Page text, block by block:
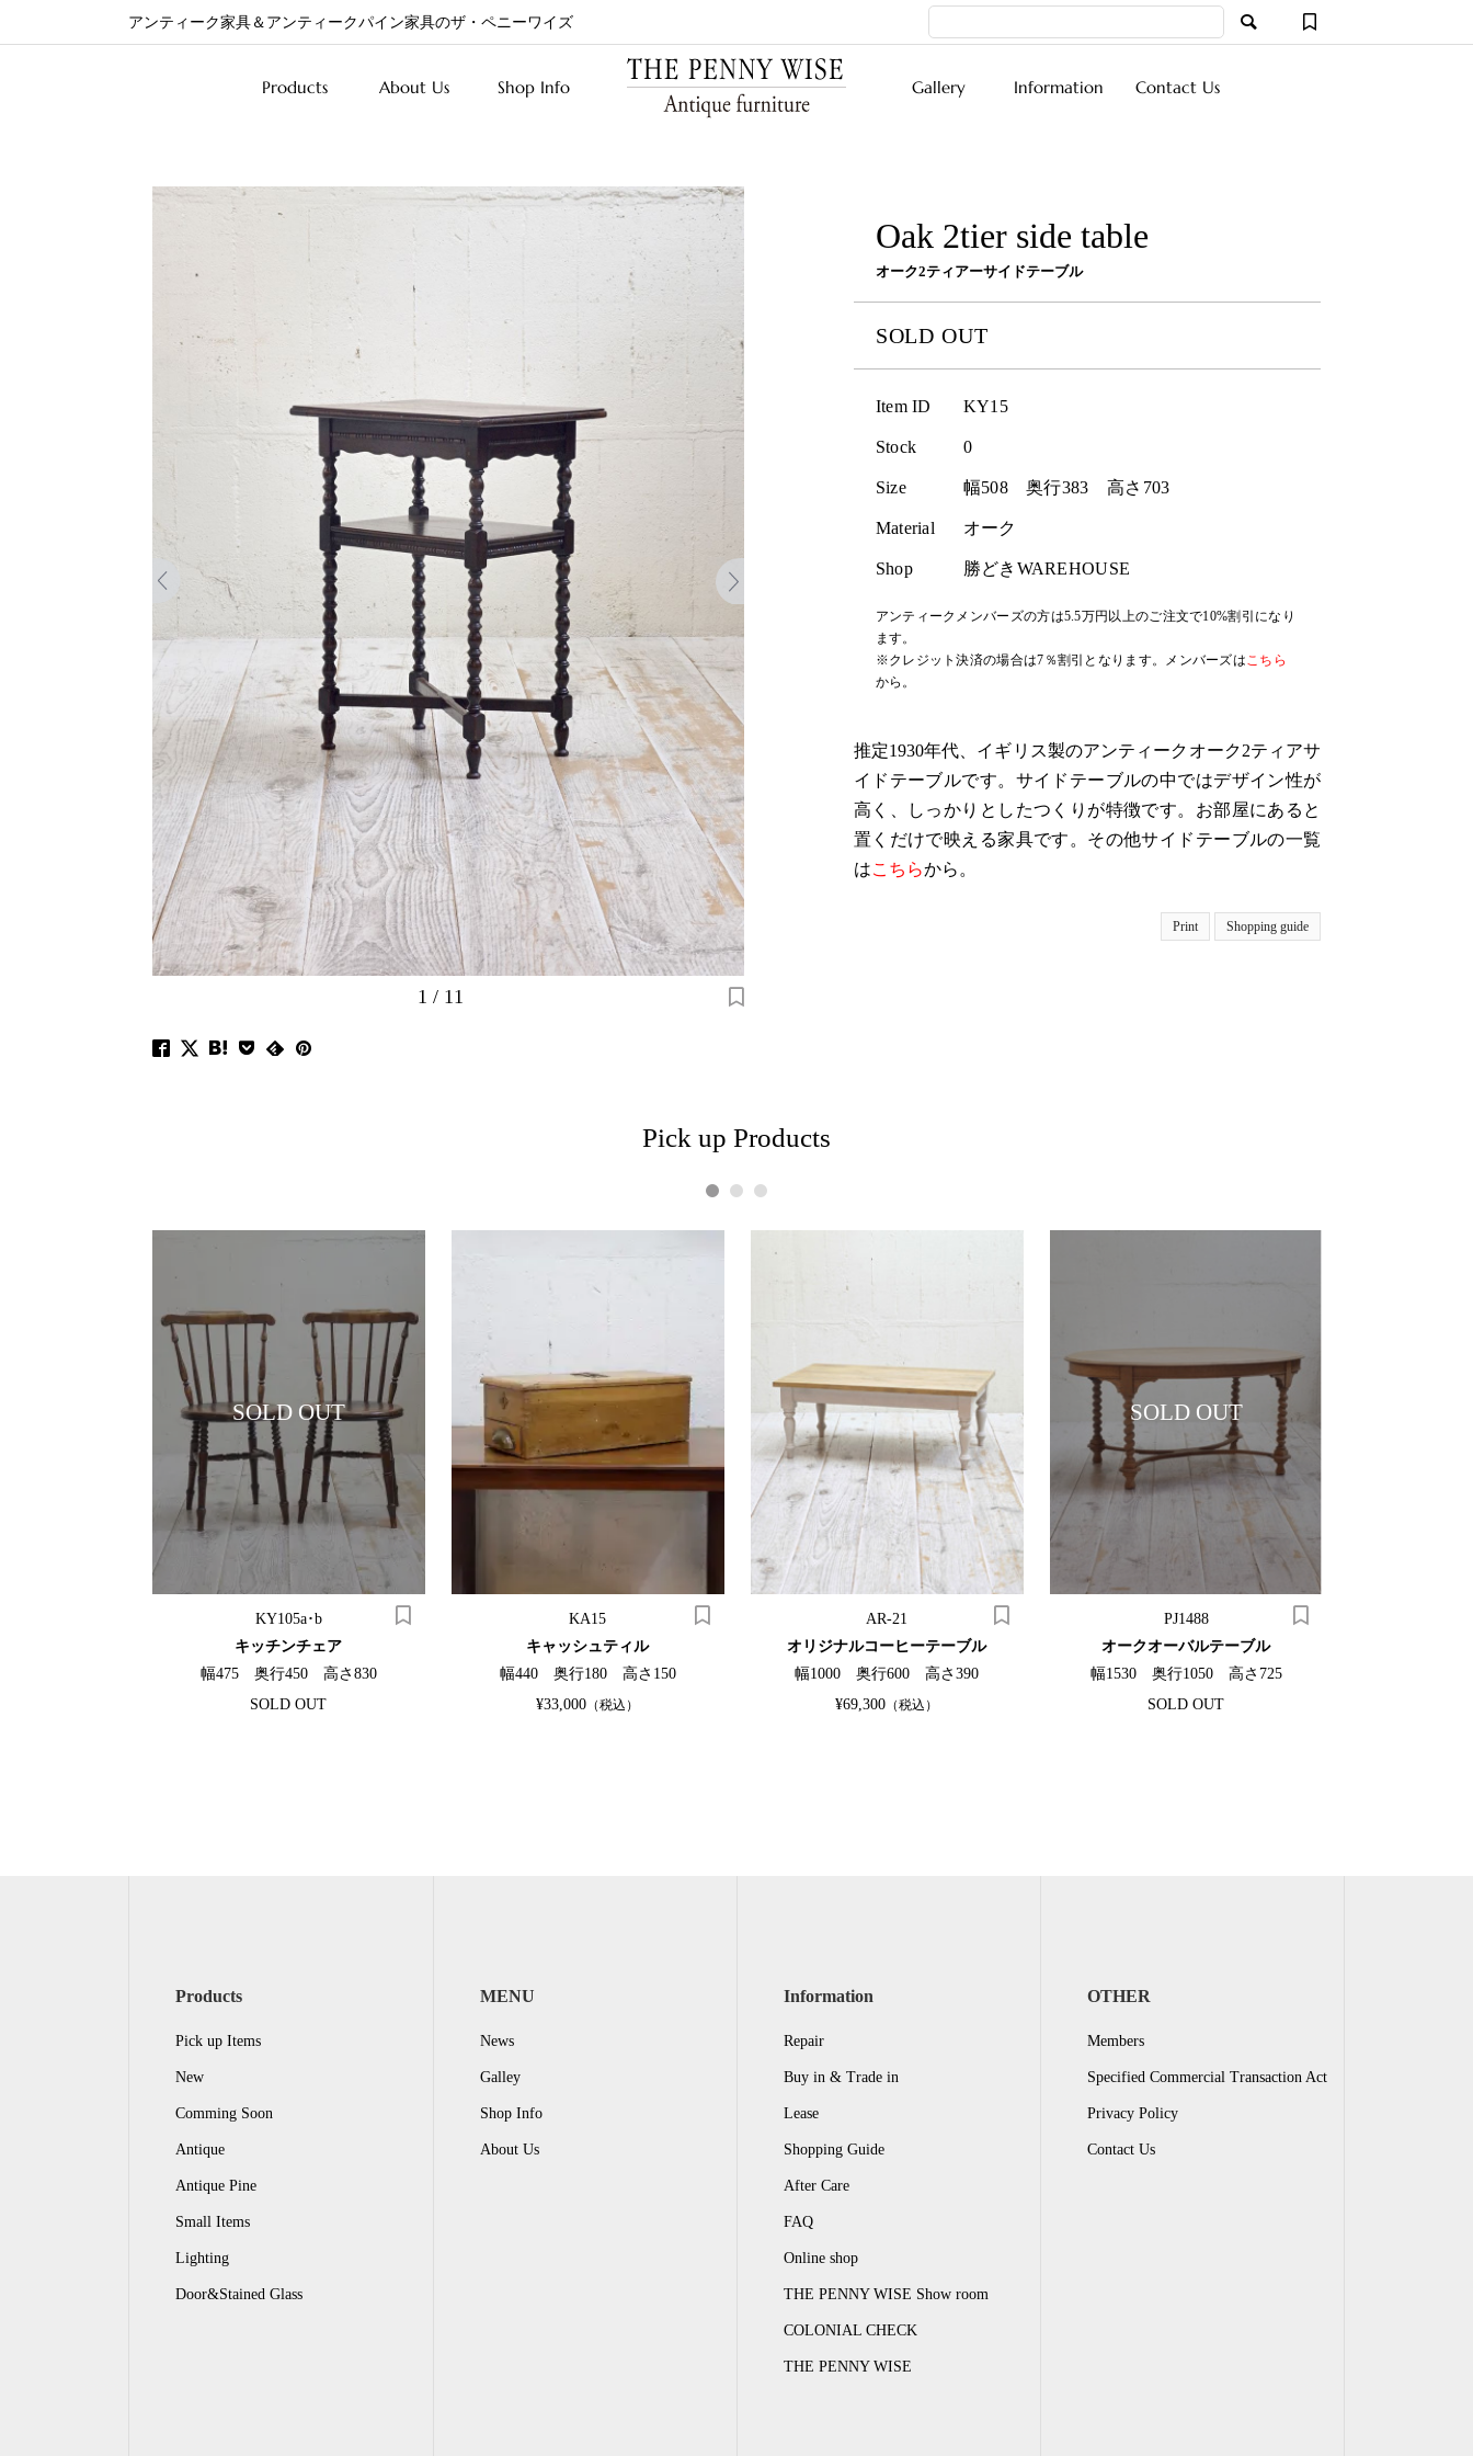
アンティーク家具＆アンティークパイン家具のザ・ペニーワイズ
Products About Us Shop Info Gallery Information Contact Us
1 / 11
Oak 2tier side table
オーク2ティアーサイドテーブル
SOLD OUT
Item ID KY15
Stock 0
Size 幅508奥行383 高さ 703
Material オーク
Shop 勝どきWAREHOUSE
アンティークメンバーズの方は5.5万円以上のご注文で10%割引になり
ます。
※クレジット決済の場合は7％割引となります。メンバーズはこちら
から。
推定1930年代、イギリス製のアンティークオーク2ティアサ
イドテーブルです。サイドテーブルの中ではデザイン性が
高く、しっかりとしたつくりが特徴です。お部屋にあると
置くだけで映える家具です。その他サイドテーブルの一覧
はこちらから。
Print Shopping guide
Pick up Products
SOLD OUT
KY105a･b
キッチンチェア
幅475 奥行450 高さ830
SOLD OUT
KA15
キャッシュティル
幅440 奥行180 高さ150
¥33,000 （税込）
AR-21
オリジナルコーヒーテーブル
幅1000 奥行600 高さ390
¥69,300 （税込）
SOLD OUT
PJ1488
オークオーバルテーブル
幅1530 奥行1050 高さ725
SOLD OUT
1 2 3
Products
Pick up Items
New
Comming Soon
Antique
Antique Pine
Small Items
Lighting
Door&Stained Glass
MENU
News
Galley
Shop Info
About Us
Information
Repair
Buy in & Trade in
Lease
Shopping Guide
After Care
FAQ
Online shop
THE PENNY WISE Show room
COLONIAL CHECK
THE PENNY WISE
OTHER
Members
Specified Commercial Transaction Act
Privacy Policy
Contact Us